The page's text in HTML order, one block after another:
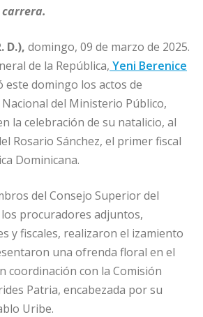
r
D.), domingo, 09 de marzo de 2025.
de la República, Yeni Berenice
este domingo los actos de
del Ministerio Público,
la celebración de su natalicio, al
Rosario Sánchez, el primer fiscal
Dominicana.
del Consejo Superior del
procuradores adjuntos,
y fiscales, realizaron el izamiento
una ofrenda floral en el
coordinación con la Comisión
Patria, encabezada por su
Uribe.